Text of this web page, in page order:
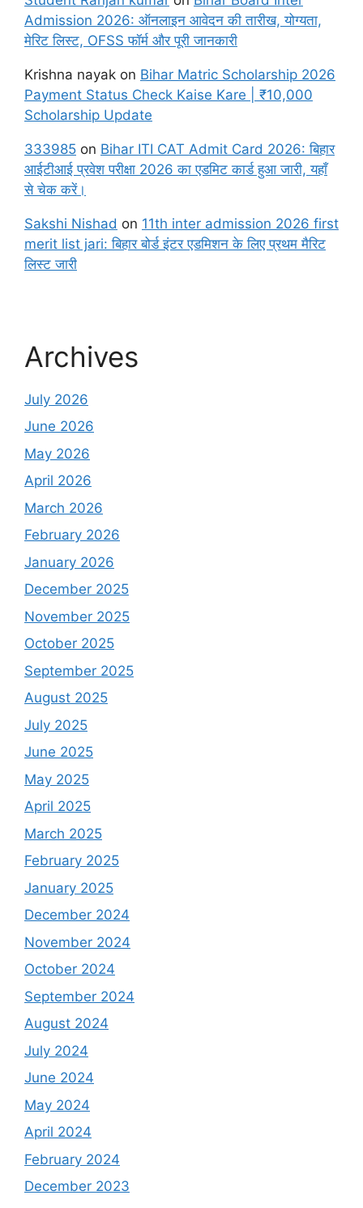
Admission 2026: ऑनलाइन आवेदन की तारीख, योग्यता,
मेरिट लिस्ट, OFSS फॉर्म और पूरी जानकारी
Krishna nayak on Bihar Matric Scholarship 2026
Payment Status Check Kaise Kare | ₹10,000
Scholarship Update
333985 on Bihar ITI CAT Admit Card 2026: बिहार
आईटीआई प्रवेश परीक्षा 2026 का एडमिट कार्ड हुआ जारी, यहाँ
से चेक करें।
Sakshi Nishad on 11th inter admission 2026 first
merit list jari: बिहार बोर्ड इंटर एडमिशन के लिए प्रथम मैरिट
लिस्ट जारी
Archives
July 2026
June 2026
May 2026
April 2026
March 2026
February 2026
January 2026
December 2025
November 2025
October 2025
September 2025
August 2025
July 2025
June 2025
May 2025
April 2025
March 2025
February 2025
January 2025
December 2024
November 2024
October 2024
September 2024
August 2024
July 2024
June 2024
May 2024
April 2024
February 2024
December 2023